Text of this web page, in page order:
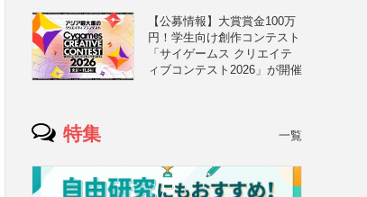
【公募情報】大賞賞金100万
円！学生向け創作コンテスト
「サイゲームス クリエイテ
ィブコンテスト2026」が開催
特集 一覧